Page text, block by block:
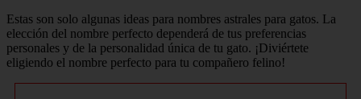
Estas son solo algunas ideas para nombres astrales para gatos. La
elección del nombre perfecto dependerá de tus preferencias
personales y de la personalidad única de tu gato. ¡Diviértete
eligiendo el nombre perfecto para tu compañero felino!